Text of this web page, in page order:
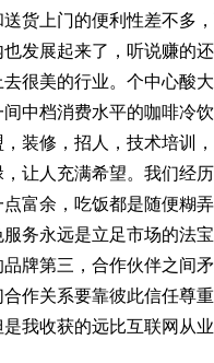
货上门的便利性差不多
发展起来了，听说赚的还
很美的行业。个中心酸
中档消费水平的咖啡冷
装修，招人，技术培训
让人充满希望。 我们经
富余，吃饭都是随便糊
务永远是立足市场的法
品牌第三，合作伙伴之间
作关系要靠彼此信任尊重
我收获的远比互联网从业